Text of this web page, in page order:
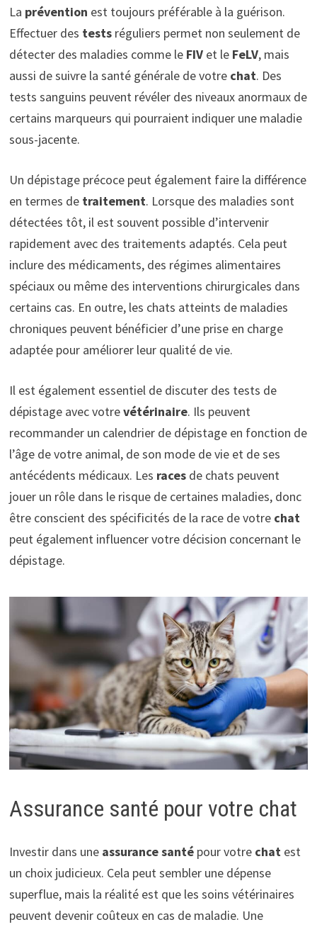
La prévention est toujours préférable à la guérison.
Effectuer des testsréguliers permet non seulement de
détecter des maladies comme le FIVet le FeLV, mais
aussi de suivre la santé générale de votre chat. Des
tests sanguins peuvent révéler des niveaux anormaux de
certains marqueurs qui pourraient indiquer une maladie
sous-jacente.
Un dépistage précoce peut également faire la différence
en termes de traitement. Lorsque des maladies sont
détectées tôt, il est souvent possible d’intervenir
rapidement avec des traitements adaptés. Cela peut
inclure des médicaments, des régimes alimentaires
spéciaux ou même des interventions chirurgicales dans
certains cas. En outre, les chats atteints de maladies
chroniques peuvent bénéficier d’une prise en charge
adaptée pour améliorer leur qualité de vie.
Il est également essentiel de discuter des tests de
dépistage avec votrevétérinaire. Ils peuvent
recommander un calendrier de dépistage en fonction de
l’âge de votre animal, de son mode de vie et de ses
antécédents médicaux. Les racesde chats peuvent
jouer un rôle dans le risque de certaines maladies, donc
être conscient des spécificités de la race de votre chat
peut également influencer votre décision concernant le
dépistage.
Assurance santé pour votre chat
Investir dans une assurance santépour votre chatest
un choix judicieux. Cela peut sembler une dépense
superflue, mais la réalité est que les soins vétérinaires
peuvent devenir coûteux en cas de maladie. Une